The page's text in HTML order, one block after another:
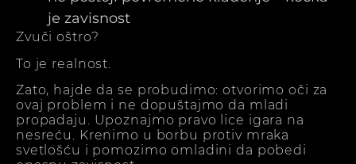
je zavisnost
Zvuči oštro?
To je realnost.
Zato, hajde da se probudimo: otvorimo oči za
ovaj problem i ne dopuštajmo da mladi
propadaju. Upoznajmo pravo lice igara na
nesreću. Krenimo u borbu protiv mraka
svetlošću i pomozimo omladini da pobedi